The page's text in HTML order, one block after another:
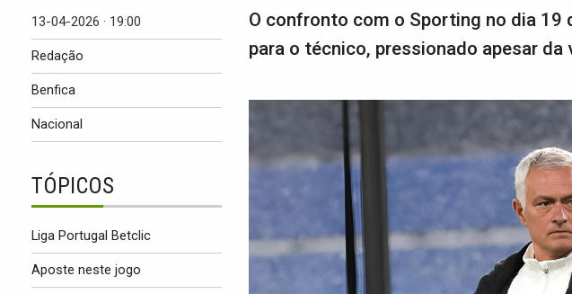
13-04-2026 · 19:00
Redação
Benfica
Nacional
TÓPICOS
Liga Portugal Betclic
Aposte neste jogo
O confronto com o Sporting no dia
para o técnico, pressionado apesar da